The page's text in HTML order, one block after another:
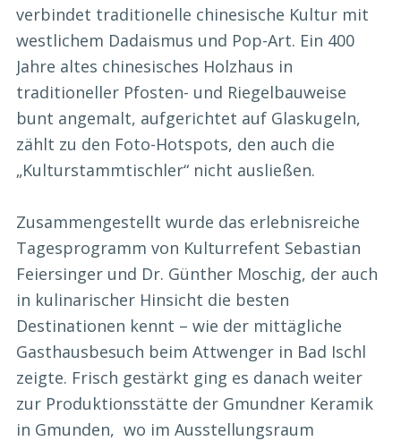
verbindet traditionelle chinesische Kultur mit
westlichem Dadaismus und Pop-Art. Ein 400
Jahre altes chinesisches Holzhaus in
traditioneller Pfosten- und Riegelbauweise
bunt angemalt, aufgerichtet auf Glaskugeln,
zählt zu den Foto-Hotspots, den auch die
„Kulturstammtischler“ nicht ausließen.
Zusammengestellt wurde das erlebnisreiche
Tagesprogramm von Kulturrefent Sebastian
Feiersinger und Dr. Günther Moschig, der auch
in kulinarischer Hinsicht die besten
Destinationen kennt – wie der mittägliche
Gasthausbesuch beim Attwenger in Bad Ischl
zeigte. Frisch gestärkt ging es danach weiter
zur Produktionsstätte der Gmundner Keramik
in Gmunden, wo im Ausstellungsraum